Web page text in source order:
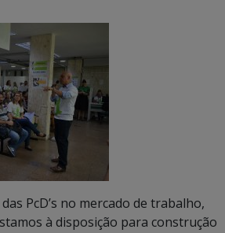
PcD’s no mercado de trabalho,
à disposição para construção